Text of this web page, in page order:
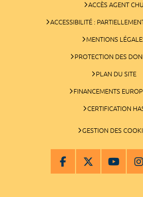
ACCÈS AGENT CHU
ACCESSIBILITÉ :
MENTIONS
PROTECTION DES
PLAN DU SITE
FINANCEMENTS
CERTIFICATION
GESTION DES